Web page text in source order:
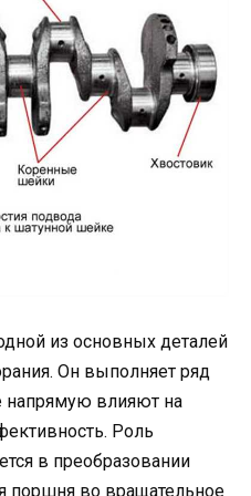
из основных деталей
Он выполняет ряд
влияют на
Роль
в преобразовании
поршня во вращательное